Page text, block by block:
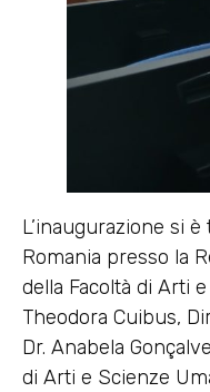
L’inaugurazione si
Romania presso la
della Facoltà di Arti
Theodora Cuibus,
Dr. Anabela
di Arti e Scienze